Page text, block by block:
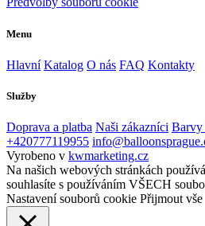
Menu
Hlavní Katalog O nás FAQ Kontakty
Služby
Doprava a platba Naši zákazníci Barvy
+420777119955
Vyrobeno v kwmarketing.cz
Na našich webových stránkách
souhlasíte s používáním VŠECH
Nastavení souborů cookie Přijmout vše